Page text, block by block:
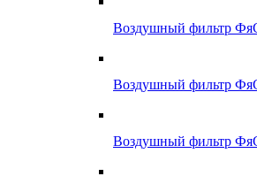
Воздушный фильтр
Воздушный фильтр
Воздушный фильтр